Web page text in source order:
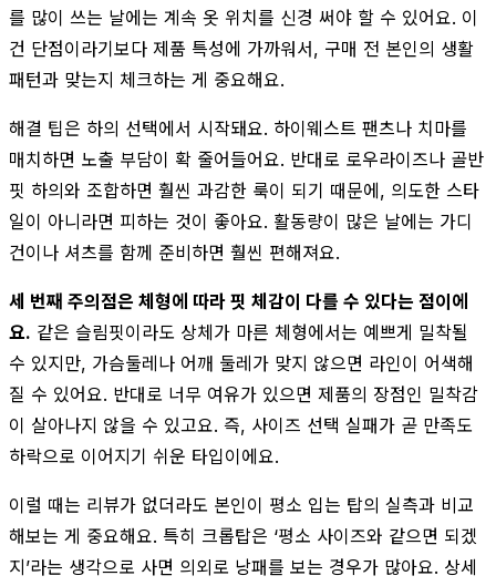
를 많이 쓰는 날에는 계속 옷 위치를 신경 써야 할 수 있어요. 이
건 단점이라기보다 제품 특성에 가까워서, 구매 전 본인의 생활
패턴과 맞는지 체크하는 게 중요해요.
해결 팁은 하의 선택에서 시작돼요. 하이웨스트 팬츠나 치마를
매치하면 노출 부담이 확 줄어들어요. 반대로 로우라이즈나 골반
핏 하의와 조합하면 훨씬 과감한 룩이 되기 때문에, 의도한 스타
일이 아니라면 피하는 것이 좋아요. 활동량이 많은 날에는 가디
건이나 셔츠를 함께 준비하면 훨씬 편해져요.
세 번째 주의점은 체형에 따라 핏 체감이 다를 수 있다는 점이에
요. 같은 슬림핏이라도 상체가 마른 체형에서는 예쁘게 밀착될
수 있지만, 가슴둘레나 어깨 둘레가 맞지 않으면 라인이 어색해
질 수 있어요. 반대로 너무 여유가 있으면 제품의 장점인 밀착감
이 살아나지 않을 수 있고요. 즉, 사이즈 선택 실패가 곧 만족도
하락으로 이어지기 쉬운 타입이에요.
이럴 때는 리뷰가 없더라도 본인이 평소 입는 탑의 실측과 비교
해보는 게 중요해요. 특히 크롭탑은 ‘평소 사이즈와 같으면 되겠
지’라는 생각으로 사면 의외로 낭패를 보는 경우가 많아요. 상세